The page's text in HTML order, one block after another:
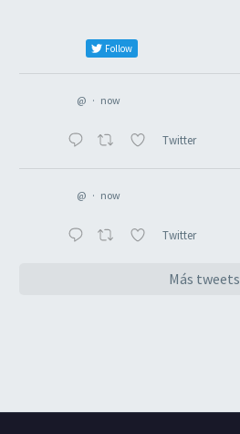
Follow
@ · now
Twitter
@ · now
Twitter
Más tweets